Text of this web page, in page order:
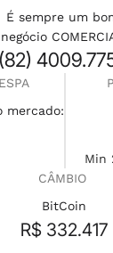
É sempre um
negócio
(82)
mercado:
Min
CÂMBIO
BitCoin
R$ 332.417